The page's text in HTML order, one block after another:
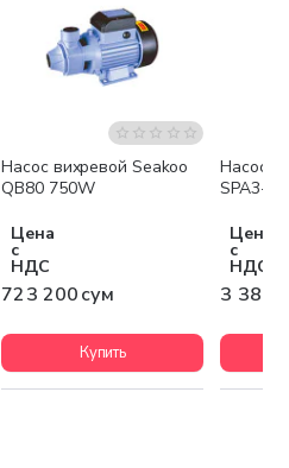
Насос вихревой Seakoo
QB80 750W
Цена
с
НДС
723 200 сум
Купить
Насос
SPA3-
Цена
с
НДС
3 389